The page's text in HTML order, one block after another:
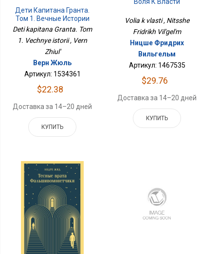
Дети Капитана Гранта.
Том 1. Вечные Истории
Deti kapitana Granta. Tom
1. Vechnye istorii , Vern
Zhiul'
Верн Жюль
Артикул: 1534361
$22.38
Доставка за 14–20 дней
КУПИТЬ
Volia k vlasti , Nitsshe
Fridrikh Vil'gel'm
Ницше Фридрих
Вильгельм
Артикул: 1467535
$29.76
Доставка за 14–20 дней
КУПИТЬ